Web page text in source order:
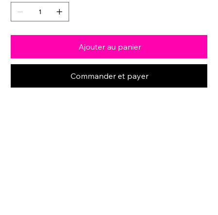
Ajouter au panier
Commander et payer